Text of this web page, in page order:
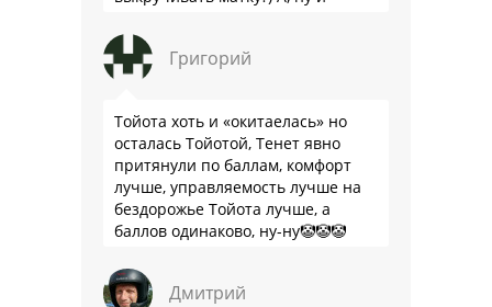
забываем.
Григорий
Тойота хоть и «окитаелась» но
осталась Тойотой, Тенет явно
притянули по баллам, комфорт
лучше, управляемость лучше на
бездорожье Тойота лучше, а
баллов одинаково, ну-ну🤡🤡🤡
Дмитрий